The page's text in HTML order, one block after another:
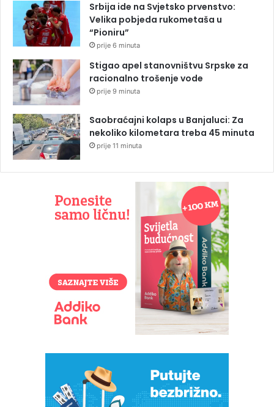
Srbija ide na Svjetsko prvenstvo:
Velika pobjeda rukometaša u
“Pioniru”
prije 6 minuta
Stigao apel stanovništvu Srpske za
racionalno trošenje vode
prije 9 minuta
Saobraćajni kolaps u Banjaluci: Za
nekoliko kilometara treba 45 minuta
prije 11 minuta